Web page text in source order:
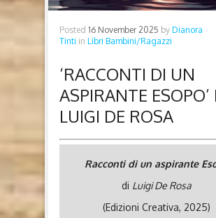
Posted 16 November 2025 by Dianora
Tinti in Libri Bambini/Ragazzi
‘RACCONTI DI UN
ASPIRANTE ESOPO’
LUIGI DE ROSA
Racconti di un aspirante
di Luigi De Rosa
(Edizioni Creativa, 2025)